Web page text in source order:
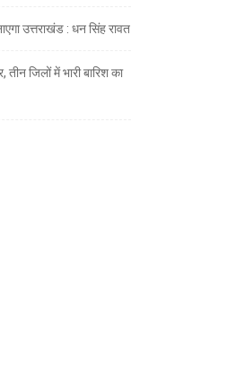
उत्तराखंड : धन सिंह रावत
जिलों में भारी बारिश का